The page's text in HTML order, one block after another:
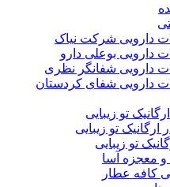
دارویی شرکت نیاک
دارویی بوعلی دارو
دارویی شفانگر نظری
دارویی شفای کردستان
تو زیبایی
ارگانیک تو زیبایی
تو زیبایی
و معجزه آسا
کافه عطار